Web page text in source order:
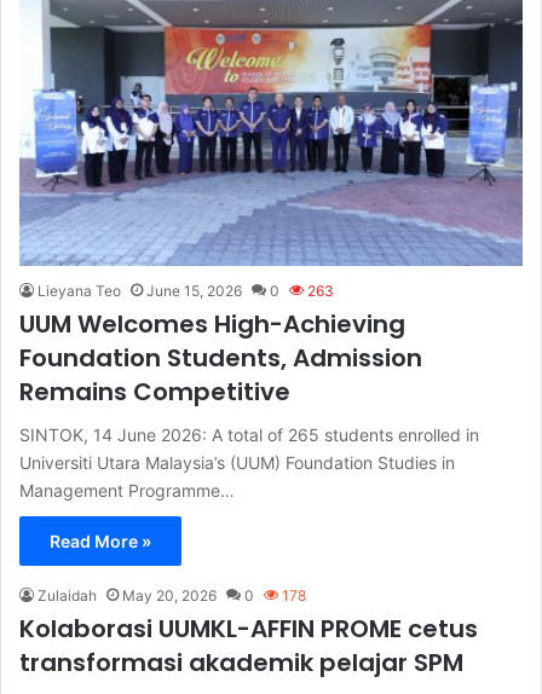
Lieyana Teo June 15, 2026 0 263
UUM Welcomes High-Achieving
Foundation Students, Admission
Remains Competitive
SINTOK, 14 June 2026: A total of 265 students enrolled in
Universiti Utara Malaysia’s (UUM) Foundation Studies in
Management Programme…
Read More »
Zulaidah May 20, 2026 0 178
Kolaborasi UUMKL-AFFIN PROME cetus
transformasi akademik pelajar SPM